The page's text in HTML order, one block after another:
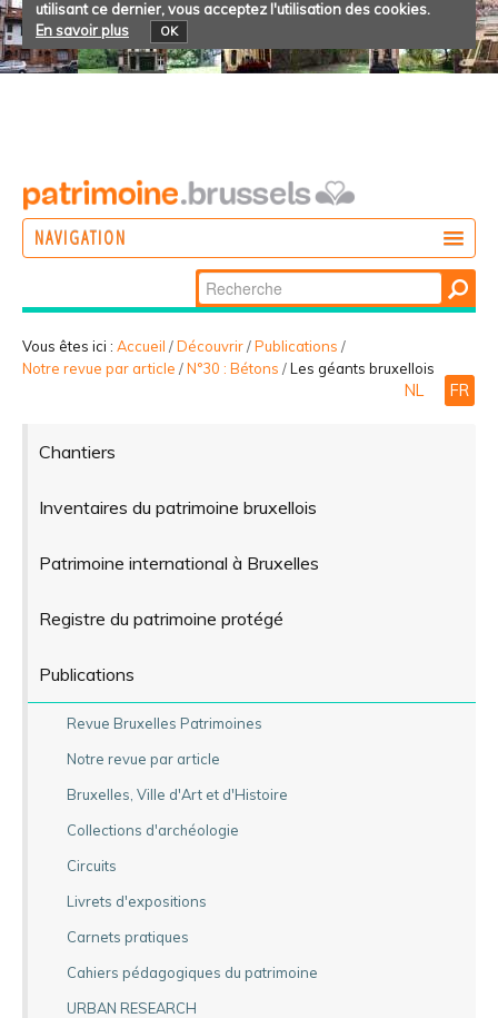
utilisant ce dernier, vous acceptez l'utilisation des cookies.
En savoir plus
OK
NAVIGATION
PARTICIPER
Chercher par
Recherche
avancée…
Vous êtes ici : Accueil /Découvrir/Publications /
Notre revue par article /N°30 : Bétons /Les géants bruxellois
NL FR
Chantiers
Inventaires du patrimoine bruxellois
Patrimoine international à Bruxelles
Registre du patrimoine protégé
Publications
Revue Bruxelles Patrimoines
Notre revue par article
Bruxelles, Ville d'Art et d'Histoire
Collections d'archéologie
Circuits
Livrets d'expositions
Carnets pratiques
Cahiers pédagogiques du patrimoine
URBAN RESEARCH